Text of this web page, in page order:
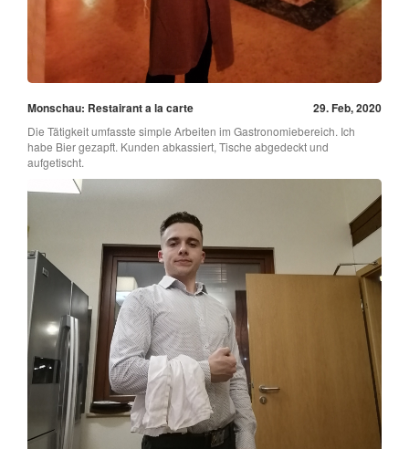
Monschau: Restairant a la carte 29. Feb, 2020
Die Tätigkeit umfasste simple Arbeiten im Gastronomiebereich. Ich
habe Bier gezapft. Kunden abkassiert, Tische abgedeckt und
aufgetischt.